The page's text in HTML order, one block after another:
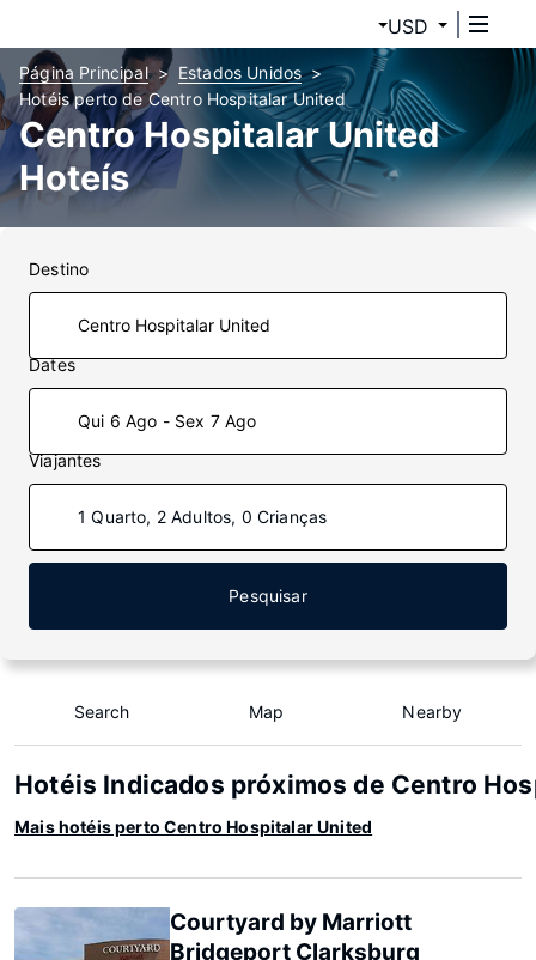
USD
Página Principal
Estados Unidos
Hotéis perto de Centro Hospitalar United
Centro Hospitalar United
Hoteís
Destino
Dates
Qui 6 Ago - Sex 7 Ago
Viajantes
1 Quarto, 2 Adultos, 0 Crianças
Pesquisar
Search Map Nearby
Hotéis Indicados próximos de Centro
Mais hotéis perto Centro Hospitalar United
Courtyard by Marriott
Bridgeport Clarksburg